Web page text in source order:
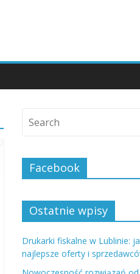
Facebook
Ostatnie wpisy
Drukarki fiskalne w Lublinie:
najlepsze oferty i